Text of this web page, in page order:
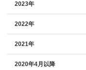
2023年
2022年
2021年
2020年4月以降